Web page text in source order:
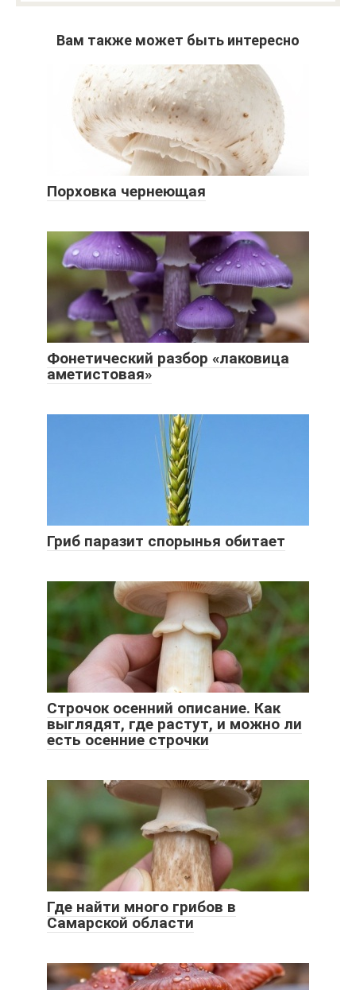
Вам также может быть интересно
Порховка чернеющая
Фонетический разбор «лаковица
аметистовая»
Гриб паразит спорынья обитает
Строчок осенний описание. Как
выглядят, где растут, и можно ли
есть осенние строчки
Где найти много грибов в
Самарской области